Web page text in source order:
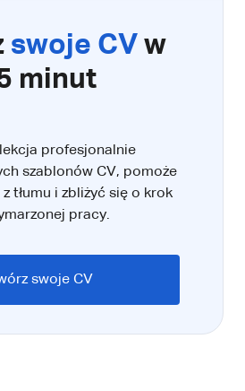
swoje CV w
minut
profesjonalnie
szablonów CV, pomoże
tłumu i zbliżyć się o krok
pracy.
swoje CV